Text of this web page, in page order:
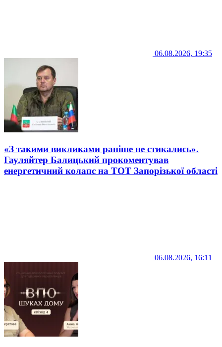
06.08.2026, 19:35
«З такими викликами раніше не стикались».
Гауляйтер Балицький прокоментував
енергетичний колапс на ТОТ Запорізької області
06.08.2026, 16:11